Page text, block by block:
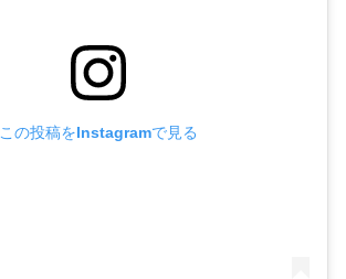
この投稿をInstagramで見る